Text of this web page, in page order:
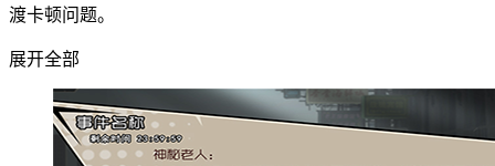
渡卡顿问题。
展开全部